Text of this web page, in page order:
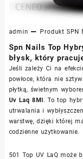
admin Produkt SPN
Spn Nails Top
błysk, który
Jeśli zależy Ci na
powłoce, która nie
płytką, świetnym
Uv Laq 8Ml. To top
utrwalania i
warstwę, dzięki której
codzienne użytkowanie.
501 Top UV LaQ może